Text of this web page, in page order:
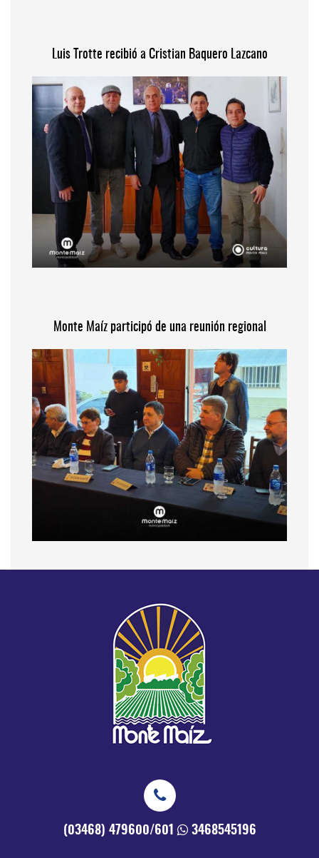
Luis Trotte recibió a Cristian Baquero Lazcano
Monte Maíz participó de una reunión regional
(03468) 479600/601 3468545196